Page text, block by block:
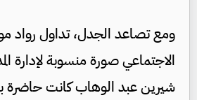
ومع تصاعد الجدل، تداول رواد
الاجتماعي صورة منسوبة لإدارة
شيرين عبد الوهاب كانت حاضرة